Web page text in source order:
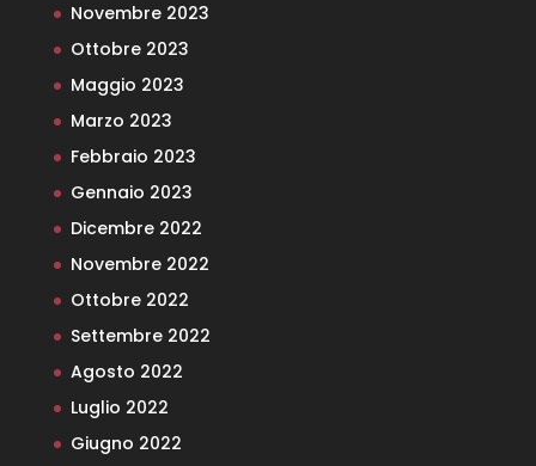
Novembre 2023
Ottobre 2023
Maggio 2023
Marzo 2023
Febbraio 2023
Gennaio 2023
Dicembre 2022
Novembre 2022
Ottobre 2022
Settembre 2022
Agosto 2022
Luglio 2022
Giugno 2022